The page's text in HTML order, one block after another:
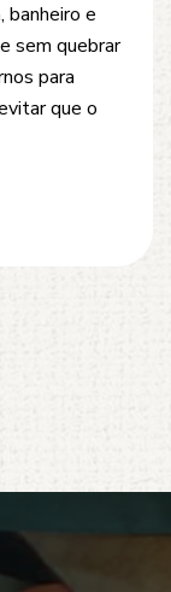
para
de
um